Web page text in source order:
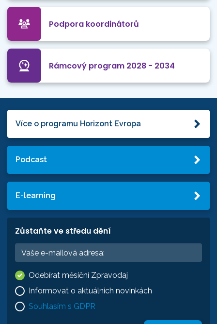
Podpora koordinátorů
Rámcový program 2028 - 2034
Více o programu Horizont Evropa
Podcast
E-learning
Zůstaňte ve středu dění
Odebírat měsíční Zpravodaj
Informovat o aktuálních novinkách
Souhlasím s GDPR